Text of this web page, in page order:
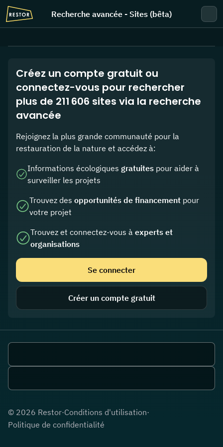
Skip to main content
Recherche avancée - Sites (bêta)
Recherche avancée - Sites (bêta)
Créez un compte gratuit ou
connectez-vous pour rechercher
plus de 211 606 sites via la recherche
avancée
Rejoignez la plus grande communauté pour la
restauration de la nature et accédez à:
Informations écologiques gratuites pour aider à
surveiller les projets
Trouvez des opportunités de financementpour
votre projet
Trouvez et connectez-vous àexperts et
organisations
Se connecter
Créer un compte gratuit
© 2026 Restor·Conditions d'utilisation·
Politique de confidentialité